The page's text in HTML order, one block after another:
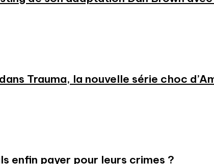
Trauma, la nouvelle série choc
enfin payer pour leurs crimes ?